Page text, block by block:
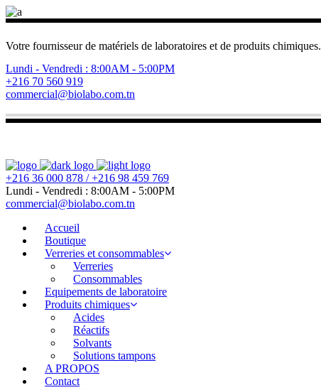
Votre fournisseur de matériels de laboratoires et de produits chimiques.
Lundi - Vendredi : 8:00AM - 5:00PM
+216 70 560 919
commercial@biolabo.com.tn
+216 36 000 878 / +216 98 459 769
Lundi - Vendredi : 8:00AM - 5:00PM
commercial@biolabo.com.tn
Accueil
Boutique
Verreries et consommables
Verreries
Consommables
Equipements de laboratoire
Produits chimiques
Acides
Réactifs
Solvants
Solutions tampons
A PROPOS
Contact